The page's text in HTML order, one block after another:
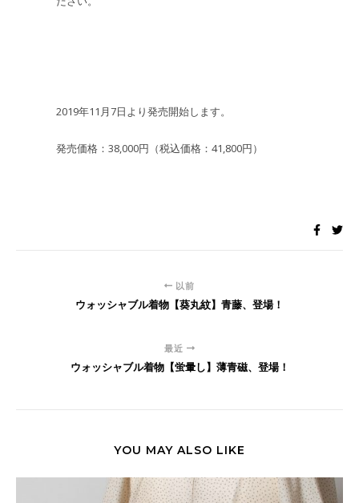
2019年11月7日より発売開始します。
発売価格：38,000円（税込価格：41,800円）
以前
ウォッシャブル着物【葵丸紋】青藤、登場！
最近
ウォッシャブル着物【蛍暈し】薄青磁、登場！
YOU MAY ALSO LIKE